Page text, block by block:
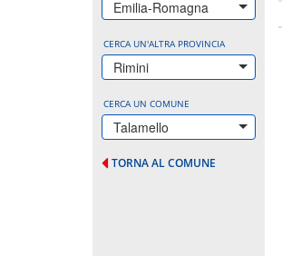
Emilia-Romagna
CERCA UN'ALTRA PROVINCIA
Rimini
CERCA UN COMUNE
Talamello
TORNA AL COMUNE